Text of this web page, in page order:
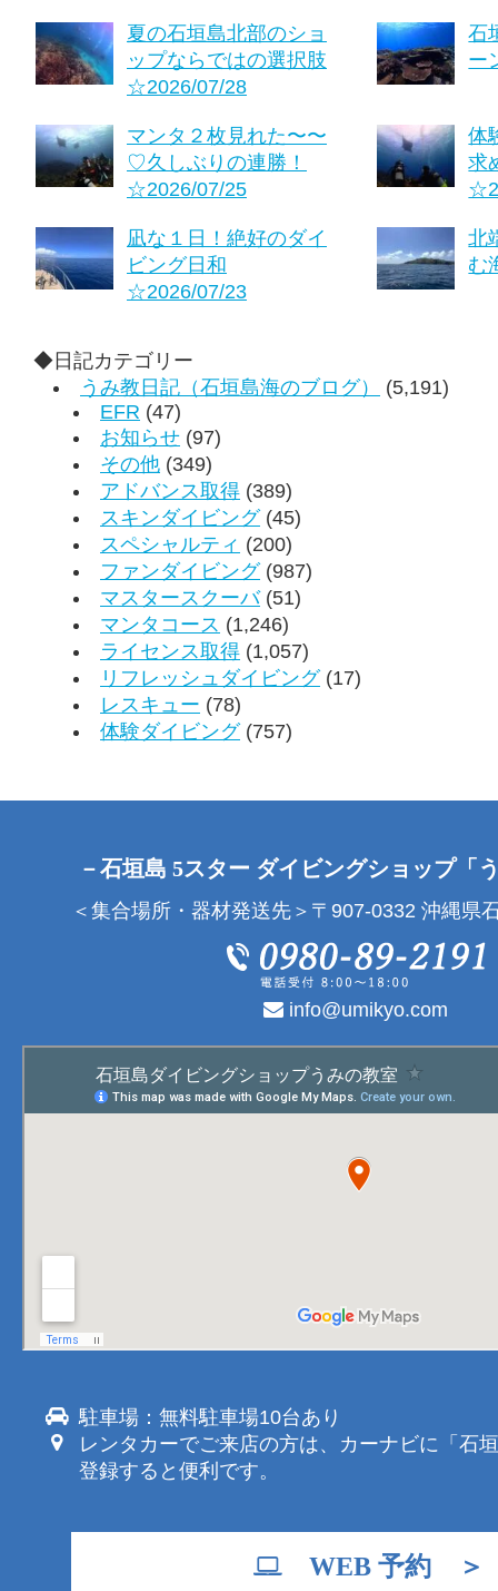
夏の石垣島北部のショ
ップならではの選択肢
☆2026/07/28
石
ー
マンタ２枚見れた〜〜
♡久しぶりの連勝！
☆2026/07/25
体
求
凪な１日！絶好のダイ
ビング日和
☆2026/07/23
北
む
◆日記カテゴリー
うみ教日記（石垣島海のブログ）
(5,191)
EFR (47)
お知らせ (97)
その他 (349)
アドバンス取得 (389)
スキンダイビング(45)
スペシャルティ (200)
ファンダイビング(987)
マスタースクーバ(51)
マンタコース (1,246)
ライセンス取得 (1,057)
リフレッシュダイビング(17)
レスキュー (78)
体験ダイビング(757)
－石垣島 5スター ダイビングショップ「
＜集合場所・器材発送先＞〒907-0332 沖縄県
info@umikyo.com
駐車場：無料駐車場10台あり
レンタカーでご来店の方は、カーナビに「石
登録すると便利です。
WEB 予約 ＞